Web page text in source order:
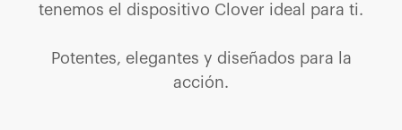
tenemos el dispositivo Clover ideal para ti.
Potentes, elegantes y diseñados para la
acción.